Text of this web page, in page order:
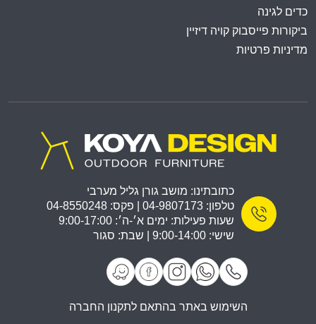
כדים לגינה
ביקורות פייסבוק קויה דיזיין
מדיניות פרטיות
כתובתינו: מושב גורן גליל מערבי
טלפון: 04-9807173 | פקס: 04-8550248
שעות פעילות: ימים א׳-ה׳: 9:00-17:00
שישי: 9:00-14:00 | שבת: סגור
השימוש באתר בהתאם לתקנון החברה